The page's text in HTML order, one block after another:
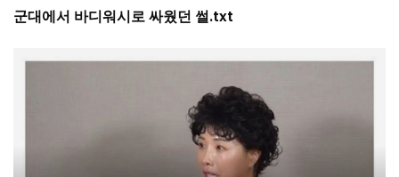
군대에서 바디워시로 싸웠던 썰.txt